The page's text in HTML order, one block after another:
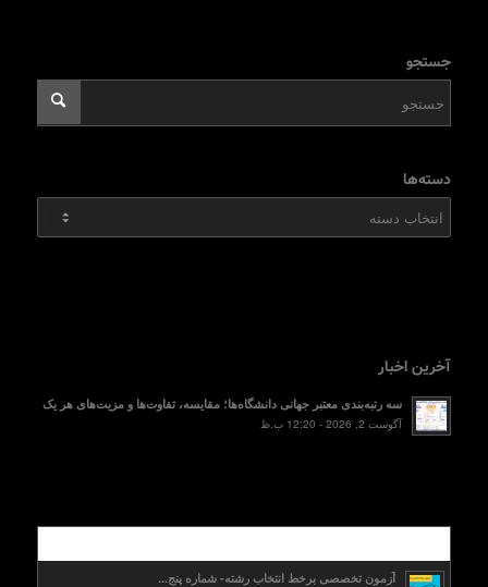
جستجو
دسته‌ها
آخرین اخبار
سه رتبه‌بندی معتبر جهانی دانشگاه‌ها؛ مقایسه، تفاوت‌ها و مزیت‌های هر یک
آگوست 2, 2026 - 12:20 ب.ظ
آزمون تخصصی برخط انتخاب رشته- شماره پنج...